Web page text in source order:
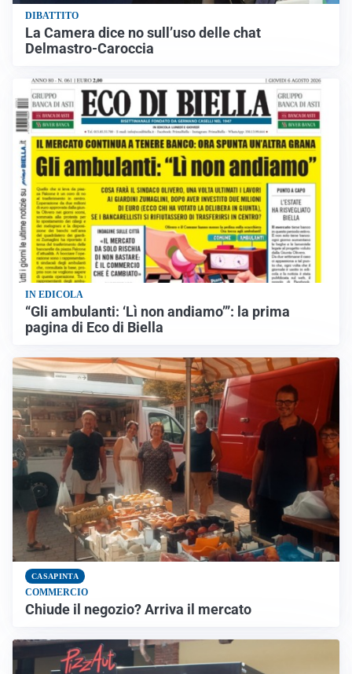
DIBATTITO
La Camera dice no sull’uso delle chat
Delmastro-Caroccia
IN EDICOLA
“Gli ambulanti: ‘Lì non andiamo’”: la prima
pagina di Eco di Biella
CASAPINTA
COMMERCIO
Chiude il negozio? Arriva il mercato